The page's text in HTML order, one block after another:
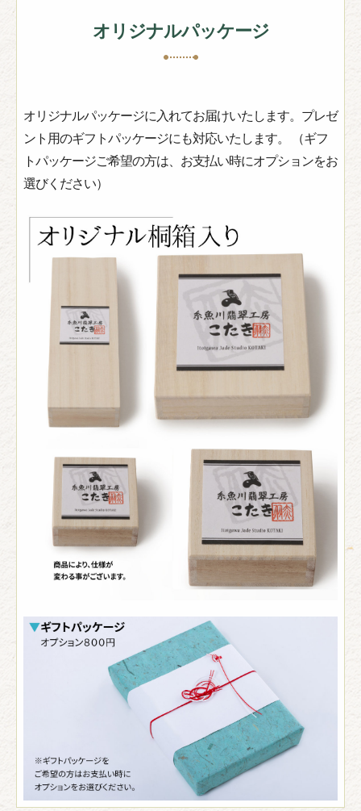
オリジナルパッケージ
オリジナルパッケージに入れてお届けいたします。プレゼ
ント用のギフトパッケージにも対応いたします。 （ギフ
トパッケージご希望の方は、お支払い時にオプションをお
選びください）